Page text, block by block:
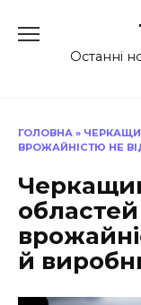
до
Останні
ГОЛОВНА »
ВРОЖАЙНІСТЮ НЕ
й